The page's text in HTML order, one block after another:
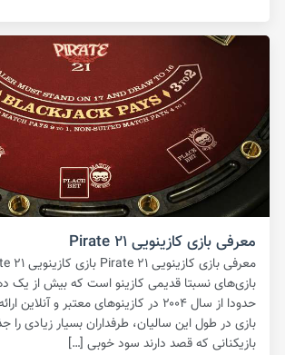
معرفی بازی کازینویی Pirate ۲۱
بازی‌های نسبتا قدیمی کازینو است که بیش از یک
حدودا از سال ۲۰۰۴ در کازینوهای معتبر و
بازی در طول این سالیان، طرفداران بسیار زیادی را
بازیکنانی که قصد دارند سود خوبی […]